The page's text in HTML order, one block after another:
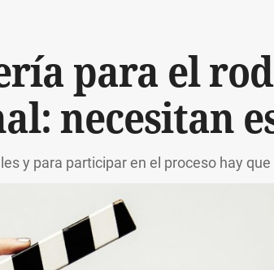
para el
necesitan
y para participar en el proceso hay